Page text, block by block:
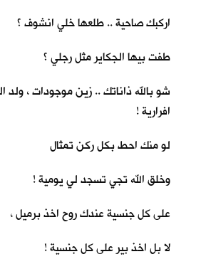
اركبك صاحية .. طلعها خلي انشوف ؟
طفت بيها الجكاير مثل رجلي ؟
شو بالله ذاناتك .. زين موجودات ، ولد
افرارية !
لو منك احط بكل ركن تمثال
وخلق الله تجي تسجد لي يومية !
على كل جنسية عندك روح اخذ برميل ،
لا بل اخذ بير على كل جنسية !